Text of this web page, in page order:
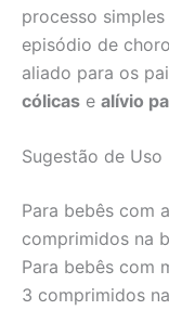
processo
episódio de
aliado para os
cólicas e alívio
Sugestão de Uso
Para bebês com
comprimidos na
Para bebês com
3 comprimidos